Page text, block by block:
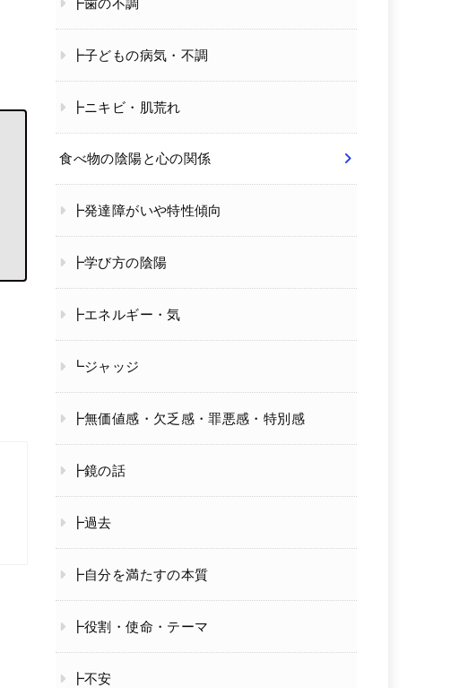
┣歯の不調
┣子どもの病気・不調
┣ニキビ・肌荒れ
食べ物の陰陽と心の関係
┣発達障がいや特性傾向
┣学び方の陰陽
┣エネルギー・気
┗ジャッジ
┣無価値感・欠乏感・罪悪感・特別感
┣鏡の話
┣過去
┣自分を満たすの本質
┣役割・使命・テーマ
┣不安